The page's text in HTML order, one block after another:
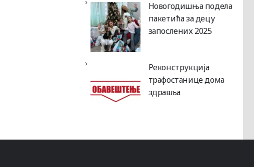
Новогодишња подела
пакетића за децу
запослених 2025
Реконструкција
трафостанице дома
здравља